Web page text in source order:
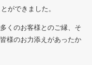
ができました。
くのお客様とのご縁、そ
様のお力添えがあったか